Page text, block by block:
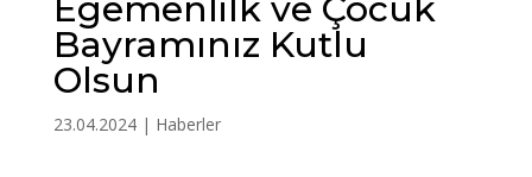
Egemenlilk ve Çocuk
Bayramınız Kutlu
Olsun
23.04.2024| Haberler